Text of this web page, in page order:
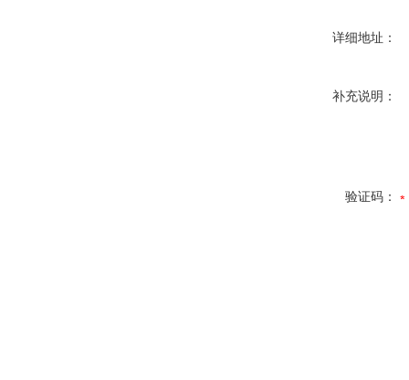
详细地址：
补充说明：
验证码：